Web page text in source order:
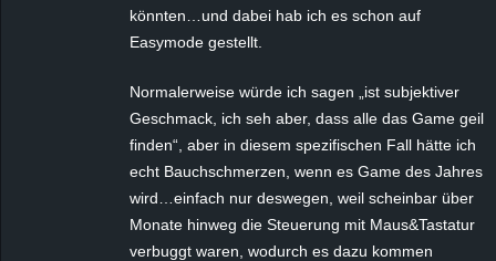
könnten…und dabei hab ich es schon auf
Easymode gestellt.
Normalerweise würde ich sagen „ist subjektiver
Geschmack, ich seh aber, dass alle das Game geil
finden“, aber in diesem spezifischen Fall hätte ich
echt Bauchschmerzen, wenn es Game des Jahres
wird…einfach nur deswegen, weil scheinbar über
Monate hinweg die Steuerung mit Maus&Tastatur
verbuggt waren, wodurch es dazu kommen